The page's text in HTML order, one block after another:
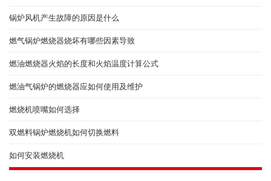
锅炉风机产生故障的原因是什么
燃气锅炉燃烧器烧坏有哪些因素导致
燃油燃烧器火焰的长度和火焰温度计算公式
燃油气锅炉的燃烧器应如何使用及维护
燃烧机喷嘴如何选择
双燃料锅炉燃烧机如何切换燃料
如何安装燃烧机